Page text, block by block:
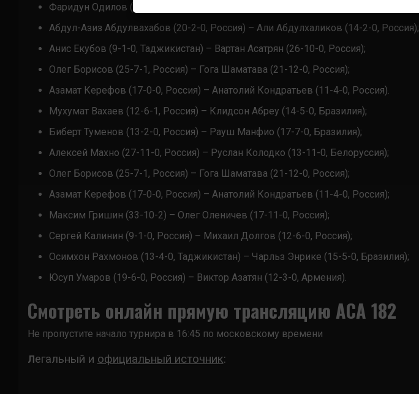
Фаридун Одилов (16-2-2, Таджикистан) – Адлан Ибрагимов (8-2-0, Россия);
Абдул-Азиз Абдулвахабов (20-2-0, Россия) – Али Абдулхаликов (14-2-0, Россия);
Анис Екубов (9-1-0, Таджикистан) – Вартан Асатрян (26-10-0, Россия);
Олег Борисов (25-7-1, Россия) – Гога Шаматава (21-12-0, Россия);
Азамат Керефов (17-0-0, Россия) – Анатолий Кондратьев (11-4-0, Россия).
Мухумат Вахаев (12-6-1, Россия) – Клидсон Абреу (14-5-0, Бразилия);
Биберт Туменов (13-2-0, Россия) – Рауш Манфио (17-7-0, Бразилия);
Алексей Махно (27-11-0, Россия) – Руслан Колодко (13-11-0, Белоруссия);
Олег Борисов (25-7-1, Россия) – Гога Шаматава (21-12-0, Россия);
Азамат Керефов (17-0-0, Россия) – Анатолий Кондратьев (11-4-0, Россия);
Максим Гришин (33-10-2) – Олег Оленичев (17-11-0, Россия);
Сергей Калинин (9-1-0, Россия) – Михаил Долгов (12-6-0, Россия);
Осимхон Рахмонов (13-4-0, Таджикистан) – Чарльз Энрике (15-5-0, Бразилия);
Юсуп Умаров (19-6-0, Россия) – Виктор Азатян (12-3-0, Армения).
Смотреть онлайн прямую трансляцию ACA 182
Не пропустите начало турнира в 16:45 по московскому времени
Легальный и официальный источник: